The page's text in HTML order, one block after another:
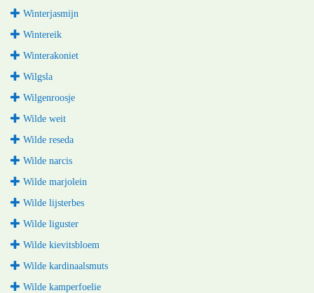
Winterjasmijn
Wintereik
Winterakoniet
Wilgsla
Wilgenroosje
Wilde weit
Wilde reseda
Wilde narcis
Wilde marjolein
Wilde lijsterbes
Wilde liguster
Wilde kievitsbloem
Wilde kardinaalsmuts
Wilde kamperfoelie